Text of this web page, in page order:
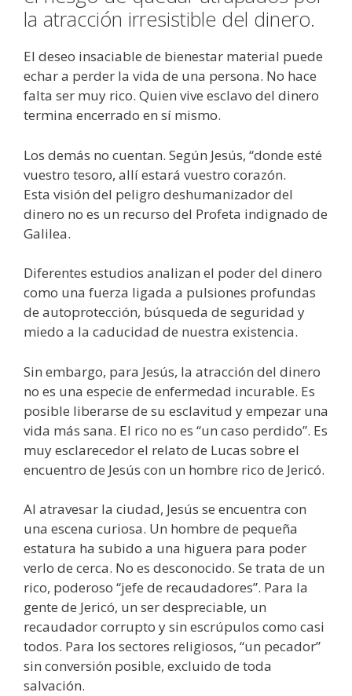
la atracción irresistible del dinero.
El deseo insaciable de bienestar material puede
echar a perder la vida de una persona. No hace
falta ser muy rico. Quien vive esclavo del dinero
termina encerrado en sí mismo.
Los demás no cuentan. Según Jesús, “donde esté
vuestro tesoro, allí estará vuestro corazón.
Esta visión del peligro deshumanizador del
dinero no es un recurso del Profeta indignado de
Galilea.
Diferentes estudios analizan el poder del dinero
como una fuerza ligada a pulsiones profundas
de autoprotección, búsqueda de seguridad y
miedo a la caducidad de nuestra existencia.
Sin embargo, para Jesús, la atracción del dinero
no es una especie de enfermedad incurable. Es
posible liberarse de su esclavitud y empezar una
vida más sana. El rico no es “un caso perdido”. Es
muy esclarecedor el relato de Lucas sobre el
encuentro de Jesús con un hombre rico de Jericó.
Al atravesar la ciudad, Jesús se encuentra con
una escena curiosa. Un hombre de pequeña
estatura ha subido a una higuera para poder
verlo de cerca. No es desconocido. Se trata de un
rico, poderoso “jefe de recaudadores”. Para la
gente de Jericó, un ser despreciable, un
recaudador corrupto y sin escrúpulos como casi
todos. Para los sectores religiosos, “un pecador”
sin conversión posible, excluido de toda
salvación.